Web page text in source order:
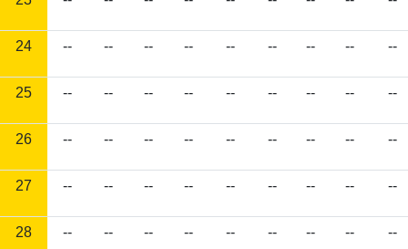
24 -- -- -- -- -- -- -- -- --
25 -- -- -- -- -- -- -- -- --
26 -- -- -- -- -- -- -- -- --
27 -- -- -- -- -- -- -- -- --
28 -- -- -- -- -- -- -- -- --